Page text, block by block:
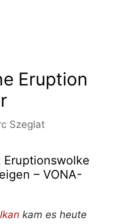
Eruption
Szeglat
Eruptionswolke
– VONA-
kam es heute